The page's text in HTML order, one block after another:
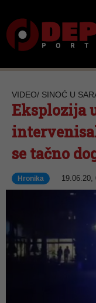
VIDEO/ SINOĆ U
Eksplozija
se tačno
Hronika 19.06.20,